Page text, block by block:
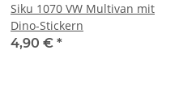
Siku 1070 VW Multivan mit
Dino-Stickern
4,90 € *